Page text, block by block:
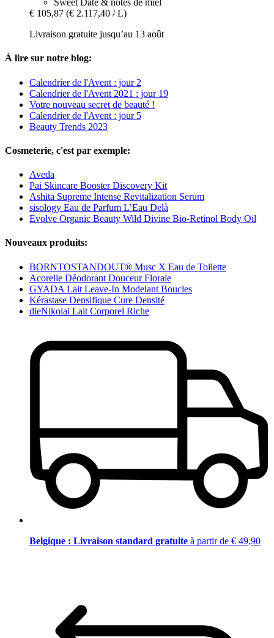
Sweet Date & notes de miel
€ 105,87 (€ 2.117,40 / L)
Livraison gratuite jusqu’au 13 août
À lire sur notre blog:
Calendrier de l'Avent : jour 2
Calendrier de l'Avent 2021 : jour 19
Votre nouveau secret de beauté !
Calendrier de l'Avent : jour 5
Beauty Trends 2023
Cosmeterie, c'est par exemple:
Aveda
Pai Skincare Booster Discovery Kit
Ashita Supreme Intense Revitalization Serum
sisology Eau de Parfum L’Eau Delà
Evolve Organic Beauty Wild Divine Bio-Retinol Body Oil
Nouveaux produits:
BORNTOSTANDOUT® Musc X Eau de Toilette
Acorelle Déodorant Douceur Florale
GYADA Lait Leave-In Modelant Boucles
Kérastase Densifique Cure Densité
dieNikolai Lait Corporel Riche
Belgique : Livraison standard gratuite à partir de € 49,90